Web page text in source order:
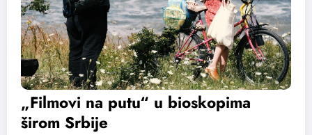
„Filmovi na putu“ u bioskopima
širom Srbije